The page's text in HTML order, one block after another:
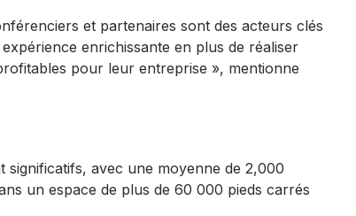
et partenaires sont des acteurs clés
enrichissante en plus de réaliser
pour leur entreprise », mentionne
significatifs, avec une moyenne de 2,000
un espace de plus de 60 000 pieds carrés